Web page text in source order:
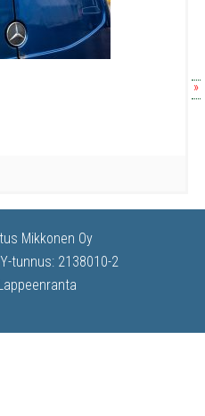
Mikkonen Oy
Y-tunnus: 2138010-2
»